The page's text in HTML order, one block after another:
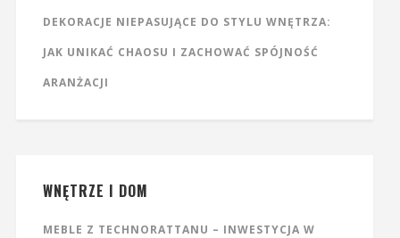
DEKORACJE NIEPASUJĄCE DO STYLU WNĘTRZA:
JAK UNIKAĆ CHAOSU I ZACHOWAĆ SPÓJNOŚĆ
ARANŻACJI
WNĘTRZE I DOM
MEBLE Z TECHNORATTANU – INWESTYCJA W